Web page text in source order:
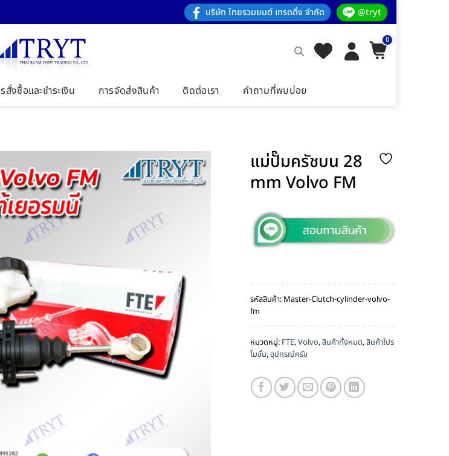
บริษัท ไทยรวมยนต์ เทรดดิ้ง จำกัด @tryt
0
สั่งซื้อและชำระเงิน การจัดส่งสินค้า ติดต่อเรา คำถามที่พบบ่อย
แม่ปั๊มครัชบน 28
mm Volvo FM
รหัสสินค้า: Master-Clutch-cylinder-volvo-
fm
หมวดหมู่: FTE,Volvo,สินค้าทั้งหมด,สินค้าโปร
โมชั่น,อุปกรณ์ครัช